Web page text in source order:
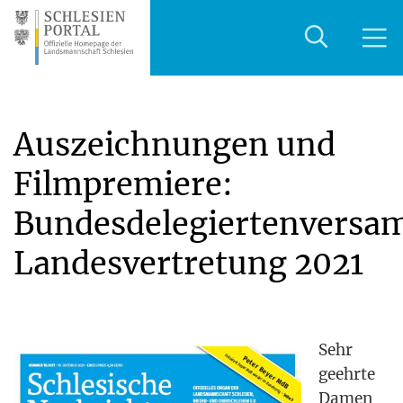
Auszeichnungen und
Filmpremiere:
Landesvertretung 2021
Sehr
geehr­te
Damen